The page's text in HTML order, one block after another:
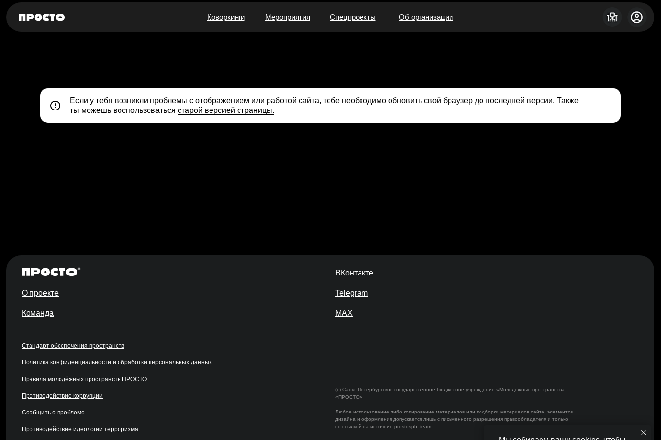
Коворкинги Мероприятия Спецпроекты Об организации
Если у тебя возникли проблемы с отображением или работой сайта, тебе необходимо обновить свой браузер до последней версии. Также
ты можешь воспользоваться старой версией страницы.
(c) Санкт-Петербургское государственное бюджетное учреждение «Молодёжные пространства
«ПРОСТО»
Любое использование либо копирование материалов или подборки материалов сайта, элементов
дизайна и оформления допускается лишь с письменного разрешения правообладателя и только
со ссылкой на источник: prostospb. team
ВКонтакте
О проекте Telegram
Команда MAX
Политика конфиденциальности и обработки персональных данных
Правила молодёжных пространств ПРОСТО
Стандарт обеспечения пространств
Противодействие коррупции
Противодействие идеологии терроризма
Сообщить о проблеме